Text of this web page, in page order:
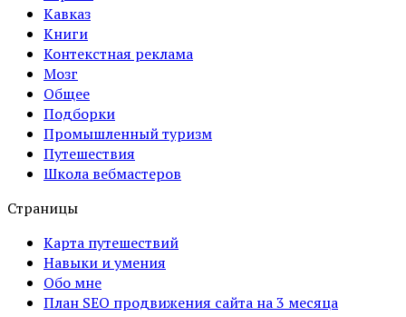
Кавказ
Книги
Контекстная реклама
Мозг
Общее
Подборки
Промышленный туризм
Путешествия
Школа вебмастеров
Страницы
Карта путешествий
Навыки и умения
Обо мне
План SEO продвижения сайта на 3 месяца